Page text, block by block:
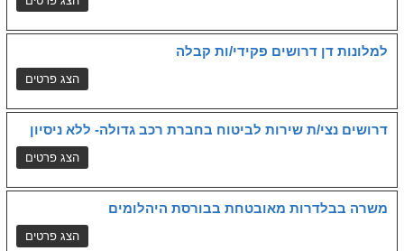
למלונות דן דרושים פקידי/ות קבלה
דרושים נצי/ת שירות לביטוח בחברת רכב גדולה- ללא ניסיון
משרה בבלדרות מאובטחת בבורסת היהלומים